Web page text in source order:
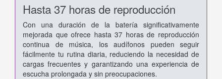
Hasta 37 horas de reproducción
Con una duración de la batería significativamente
mejorada que ofrece hasta 37 horas de reproducción
continua de música, los audífonos pueden seguir
fácilmente tu rutina diaria, reduciendo la necesidad de
cargas frecuentes y garantizando una experiencia de
escucha prolongada y sin preocupaciones.